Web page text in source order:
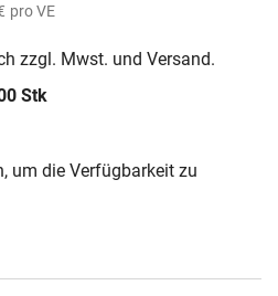
pro VE
zzgl. Mwst. und Versand.
Stk
um die Verfügbarkeit zu